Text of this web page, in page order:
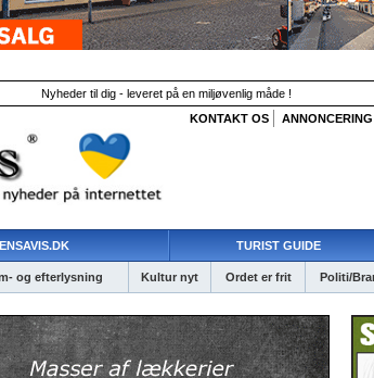
Nyheder til dig - leveret på en miljøvenlig måde !
KONTAKT OS
ANNONCERING
TURIST GUIDE
og efterlysning Kultur nyt Ordet er frit Politi/